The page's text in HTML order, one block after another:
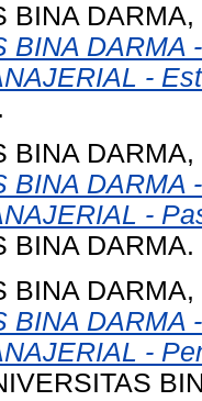
BINA
BINA DARMA
-
BINA
BINA DARMA
-
BINA DARMA.
BINA
BINA DARMA
-